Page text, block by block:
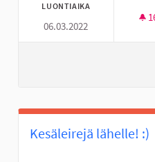
LUONTIAIKA
06.03.2022
Kesäleirejä lähelle! :)